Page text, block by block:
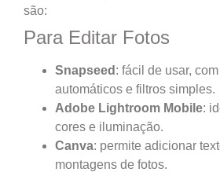
são:
Para Editar Fotos
Snapseed : fácil de usar,
automáticos e filtros simples.
Adobe Lightroom Mobile:
cores e iluminação.
Canva: permite adicionar
montagens de fotos.